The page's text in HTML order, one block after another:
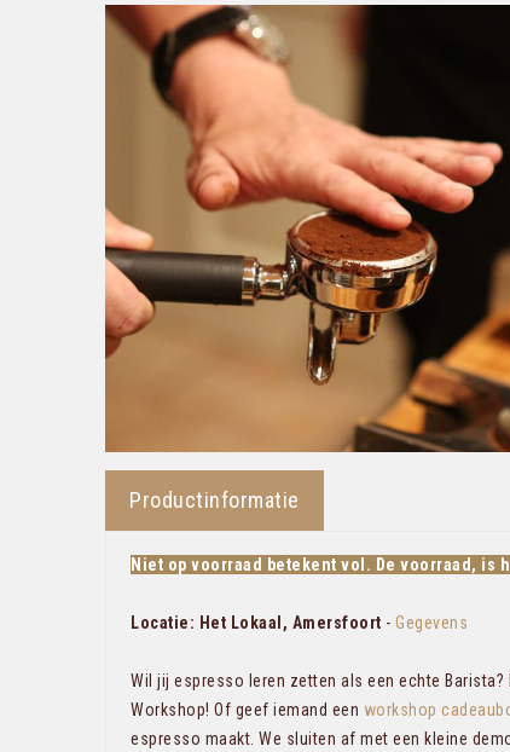
Productinformatie
Niet op voorraad betekent vol. De voorraad, is
Locatie: Het Lokaal, Amersfoort - Gegevens
Wil jij espresso leren zetten als een echte
Workshop! Of geef iemand een workshop
espresso maakt. We sluiten af met een kleine